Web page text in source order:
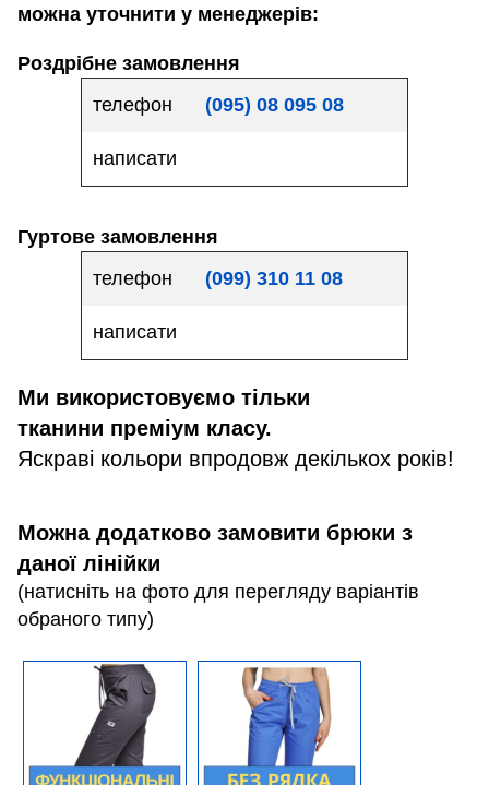
можна уточнити у менеджерів:
Роздрібне замовлення
телефон
(095) 08 095 08
написати
Гуртове замовлення
телефон
(099) 310 11 08
написати
Ми використовуємо тільки
тканини преміум класу.
Яскраві кольори впродовж декількох років!
Можна додатково замовити брюки з
даної лінійки
(натисніть на фото для перегляду варіантів
обраного типу)